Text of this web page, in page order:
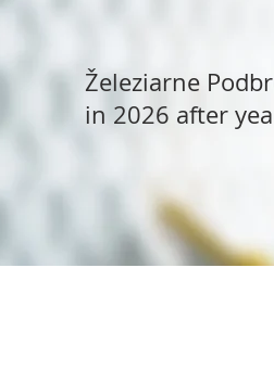
Železiarne
in 2026 after